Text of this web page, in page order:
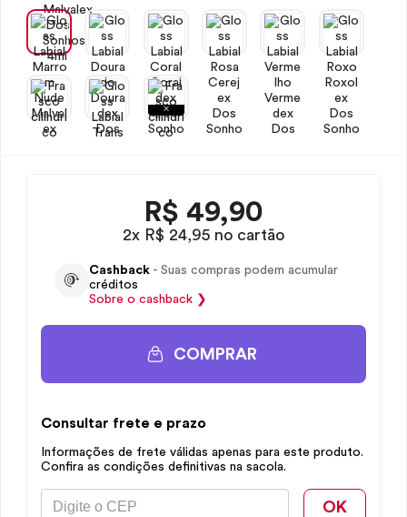
R$ 49,90
2x R$ 24,95 no cartão
Cashback - Suas compras podem acumular
créditos
Sobre o cashback ❯
COMPRAR
Consultar frete e prazo
Informações de frete válidas apenas para este produto.
Confira as condições definitivas na sacola.
OK